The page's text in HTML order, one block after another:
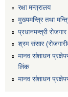
रक्षा मन्त्रालय
मुख्यमन्त्रि तथा
प्रधानमन्त्री
श्रम संसार
मानव संशाधन
लिंक
मानव संशाधन